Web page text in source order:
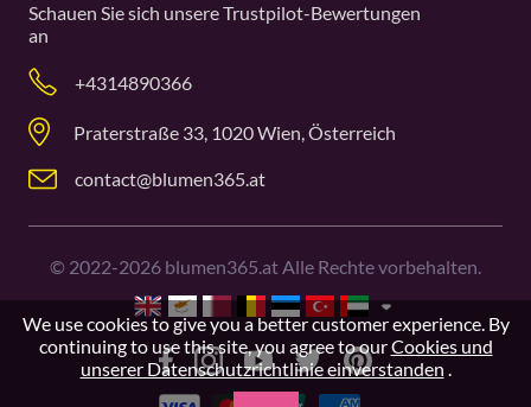
Schauen Sie sich unsereTrustpilot-Bewertungen
an
+4314890366
Praterstraße 33, 1020 Wien, Österreich
contact@blumen365.at
© 2022-2026 blumen365.at Alle Rechte vorbehalten.
We use cookies to give you a better customer experience. By
continuing to use this site, you agree to ourCookies und
unserer Datenschutzrichtlinie einverstanden .